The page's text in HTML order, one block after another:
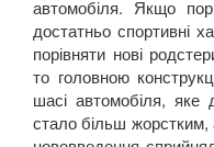
автомобіля. Якщо
достатньо спортивні
порівняти нові
то головною
шасі автомобіля,
стало більш жорстким,